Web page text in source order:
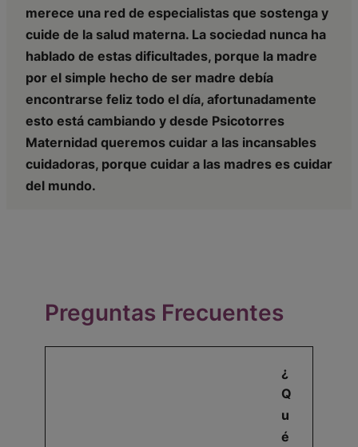
merece una red de especialistas que sostenga y
cuide de la salud materna. La sociedad nunca ha
hablado de estas dificultades, porque la madre
por el simple hecho de ser madre debía
encontrarse feliz todo el día, afortunadamente
esto está cambiando y desde Psicotorres
Maternidad queremos cuidar a las incansables
cuidadoras, porque cuidar a las madres es cuidar
del mundo.
Preguntas Frecuentes
¿
Q
u
é